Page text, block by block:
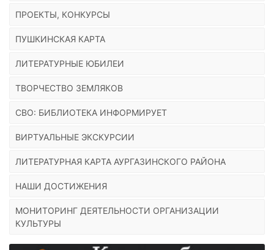
ПРОЕКТЫ, КОНКУРСЫ
ПУШКИНСКАЯ КАРТА
ЛИТЕРАТУРНЫЕ ЮБИЛЕИ
ТВОРЧЕСТВО ЗЕМЛЯКОВ
СВО: БИБЛИОТЕКА ИНФОРМИРУЕТ
ВИРТУАЛЬНЫЕ ЭКСКУРСИИ
ЛИТЕРАТУРНАЯ КАРТА АУРГАЗИНСКОГО РАЙОНА
НАШИ ДОСТИЖЕНИЯ
МОНИТОРИНГ ДЕЯТЕЛЬНОСТИ ОРГАНИЗАЦИИ
КУЛЬТУРЫ